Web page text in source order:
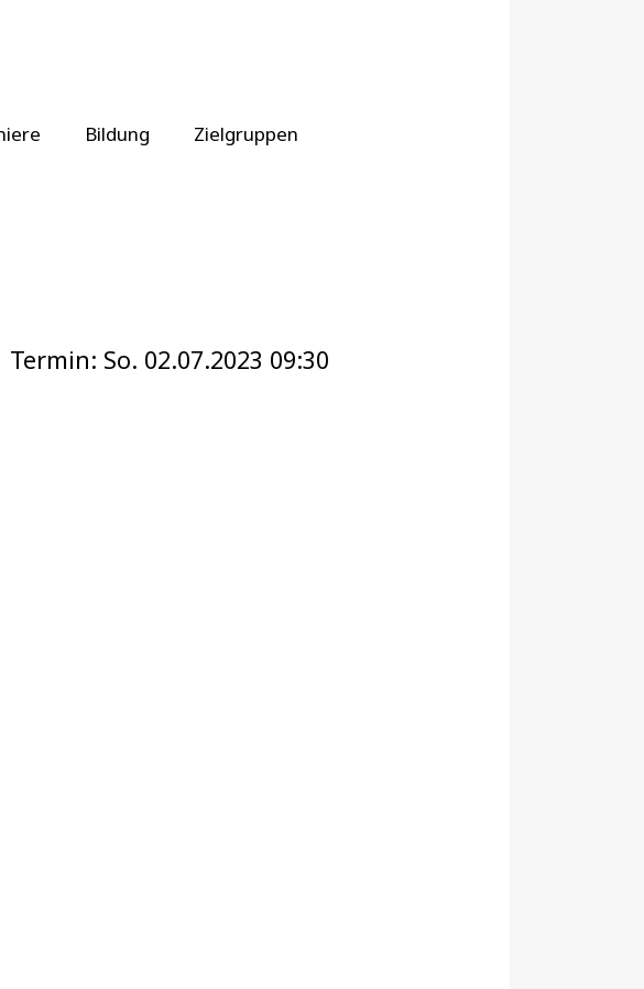
Bildung Zielgruppen
So. 02.07.2023 09:30